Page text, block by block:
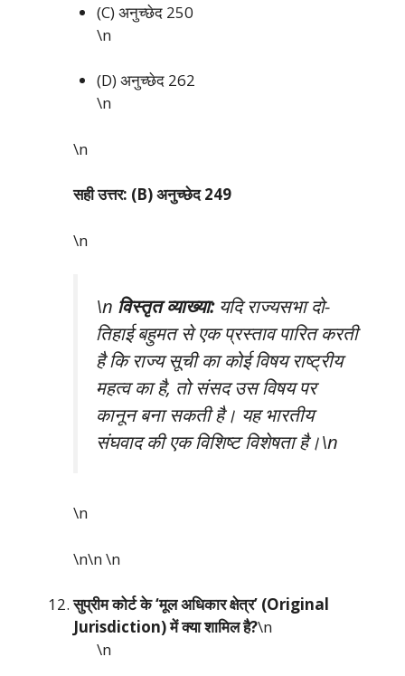
(C) अनुच्छेद 250
\n
(D) अनुच्छेद 262
\n
\n
सही उत्तर: (B) अनुच्छेद 249
\n
\n विस्तृत व्याख्या:यदि राज्यसभा दो-
तिहाई बहुमत से एक प्रस्ताव पारित करती
है कि राज्य सूची का कोई विषय राष्ट्रीय
महत्व का है, तो संसद उस विषय पर
कानून बना सकती है। यह भारतीय
संघवाद की एक विशिष्ट विशेषता है।\n
\n
\n\n\n
सुप्रीम कोर्ट के ‘मूल अधिकार क्षेत्र’ (Original
Jurisdiction) में क्या शामिल है?\n
\n